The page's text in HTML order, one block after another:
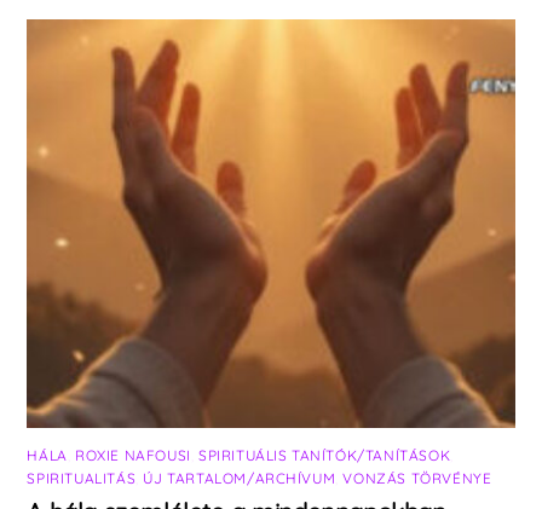
HÁLA ROXIE NAFOUSI SPIRITUÁLIS TANÍTÓK/TANÍTÁSOK
SPIRITUALITÁS ÚJ TARTALOM/ARCHÍVUM ,VONZÁS TÖRVÉNYE